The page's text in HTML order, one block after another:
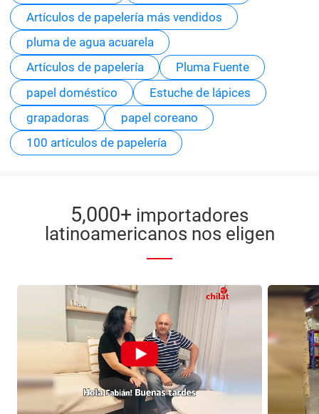
Artículos de papelería más vendidos
pluma de agua acuarela
Artículos de papelería
Pluma Fuente
papel doméstico
Estuche de lápices
grapadoras
papel coreano
100 artículos de papelería
5,000+ importadores
latinoamericanos nos eligen